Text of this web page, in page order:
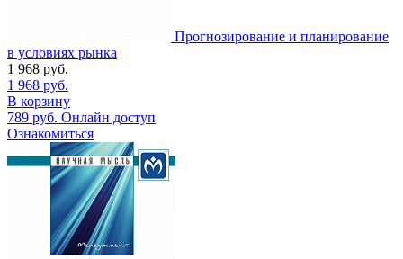
Прогнозирование и планирование
в условиях рынка
1 968 руб.
1 968 руб.
В корзину
789 руб. Онлайн доступ
Ознакомиться